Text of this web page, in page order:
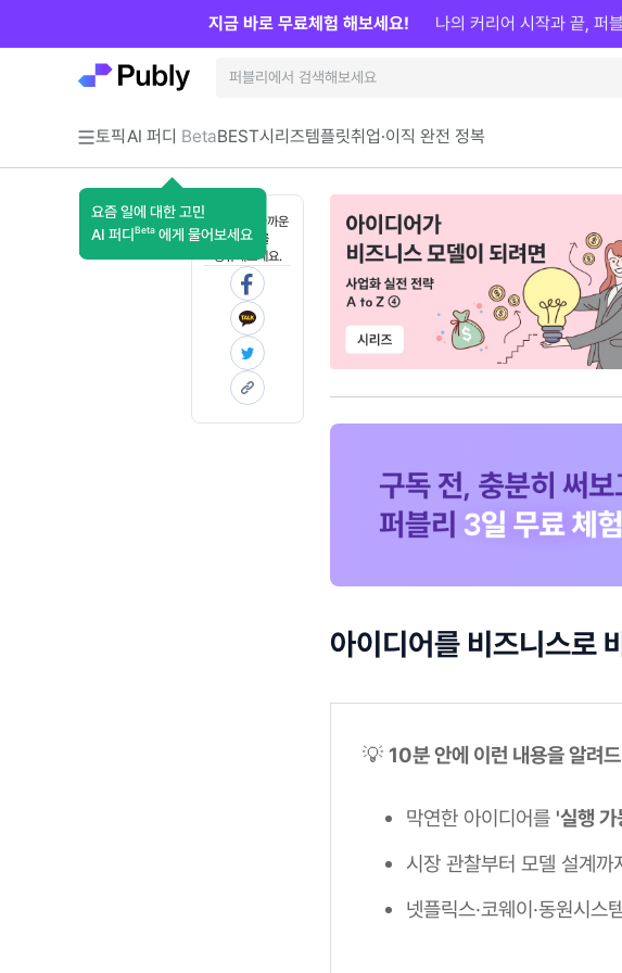
토픽AI 퍼디 Beta
요즘 일에 대한 고민
AI 퍼디 Beta 에게 물어보세요
BEST시리즈템플릿취업·이직 완전 정복
지금 바로 무료체험 해보세요! 나의 커리어 시작과 끝, 퍼
혼자 보기 아까운
콘텐츠를
공유해보세요.
아이디어를 비즈니스로
💡 10분 안에 이런 내용을 알려
막연한 아이디어를 '실행 가
시장 관찰부터 모델 설계까
넷플릭스·코웨이·동원시스